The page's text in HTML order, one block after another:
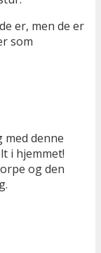
er, men de er
som
med denne
i hjemmet!
og den